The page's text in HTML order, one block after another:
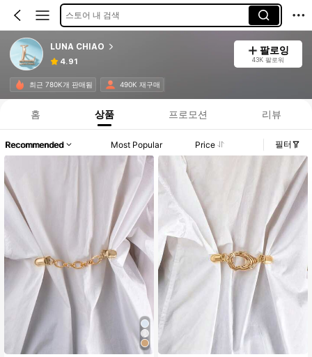
스토어 내 검색
LUNA CHIAO
4.91
팔로잉
43K 팔로워
최근 780K개 판매됨 490K 재구매
홈 상품 프로모션 리뷰
Recommended Most Popular Price 필터